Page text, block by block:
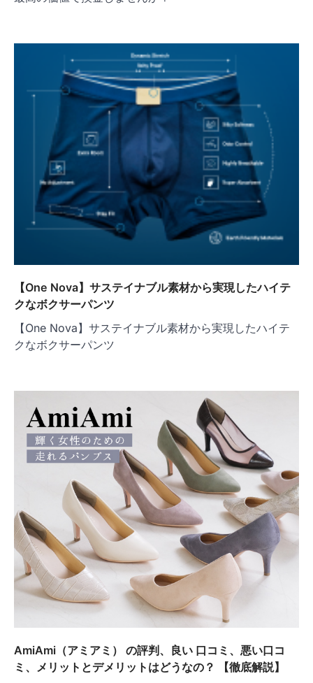
【One Nova】サステイナブル素材から実現したハイテ
クなボクサーパンツ
【One Nova】サステイナブル素材から実現したハイテ
クなボクサーパンツ
AmiAmi（アミアミ） の評判、良い 口コミ、悪い口コ
ミ、メリットとデメリットはどうなの？ 【徹底解説】